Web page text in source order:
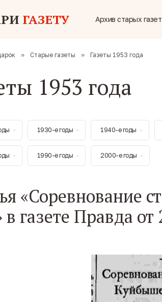
ГАЗЕТУ Архив старых газет
» Старые газеты » Газеты 1953 года
1953 года
1930-е годы 1940-е годы
1990-е годы 2000-е годы
«Соревнование
газете Правда от